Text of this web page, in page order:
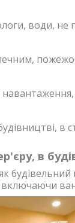
води,
в
в
будівельний